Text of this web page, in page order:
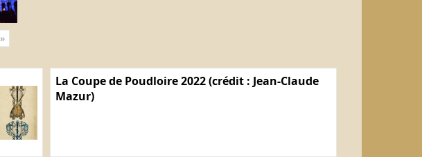
»
La Coupe de Poudloire 2022 (crédit : Jean-Claude
Mazur)